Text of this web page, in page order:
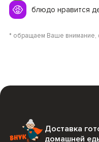
блюдо нравится
* обращаем Ваше внимание,
Доставка
домашней